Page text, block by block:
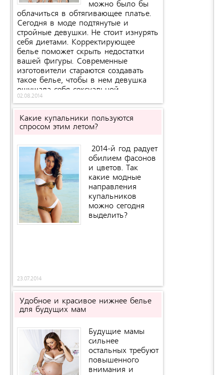
можно было бы
облачиться в обтягивающее платье.
Сегодня в моде подтянутые и
стройные девушки. Не стоит изнурять
себя диетами. Корректирующее
белье поможет скрыть недостатки
вашей фигуры. Современные
изготовители стараются создавать
такое белье, чтобы в нем девушка
ощущала себя сексуальной.
02.08.2014
Какие купальники пользуются
спросом этим летом?
2014-й год радует
обилием фасонов
и цветов. Так
какие модные
направления
купальников
можно сегодня
выделить?
23.07.2014
Удобное и красивое нижнее белье
для будущих мам
Будущие мамы
сильнее
остальных требуют
повышенного
внимания и